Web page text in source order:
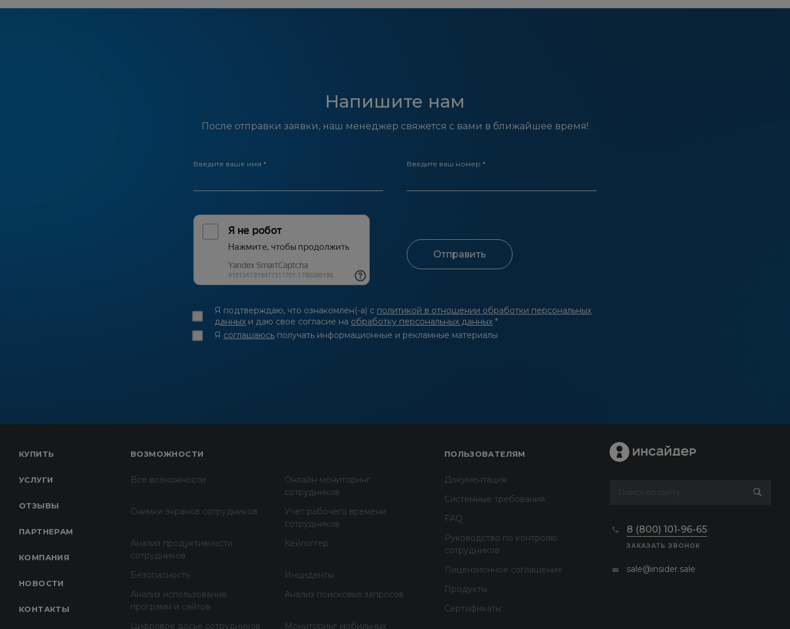
Напишите нам
После отправки заявки, наш менеджер свяжется с вами в ближайшее время!
Введите ваше имя * Введите ваш номер *
Я подтверждаю, что ознакомлен(-а) с политикой в отношении обработки персональных
данных и даю свое согласие на обработку персональных данных *
Я соглашаюсь получать информационные и рекламные материалы
КУПИТЬ
УСЛУГИ
ОТЗЫВЫ
ПАРТНЕРАМ
КОМПАНИЯ
НОВОСТИ
КОНТАКТЫ
ВОЗМОЖНОСТИ
Все возможности
Онлайн-мониторинг
сотрудников
Снимки экранов сотрудников
Учет рабочего времени
сотрудников
Анализ продуктивности
сотрудников
Кейлоггер
Безопасность
Инциденты
Анализ использования
программ и сайтов
Анализ поисковых запросов
Цифровое досье сотрудников Мониторинг мобильных
ПОЛЬЗОВАТЕЛЯМ
Документация
Системные требования
FAQ
Руководство по контролю
сотрудников
Лицензионное соглашение
Продукты
Сертификаты
8 (800) 101-96-65
ЗАКАЗАТЬ ЗВОНОК
sale@insider.sale